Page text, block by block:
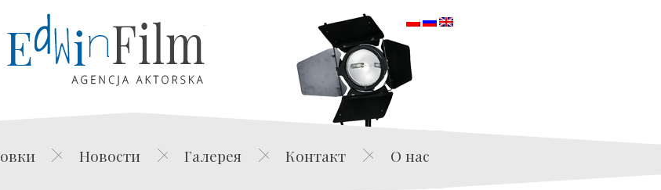
Edwin Film Agencja Aktorska
Новости Галерея Контакт О нас